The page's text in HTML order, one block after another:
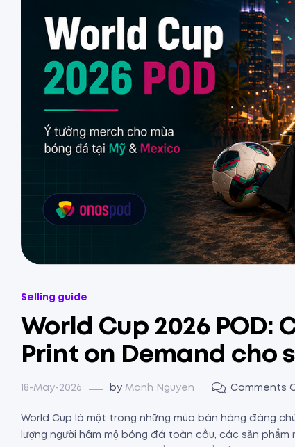
Selling guide
World Cup 2026 POD:
Print on Demand cho
18-May-2026 by Manh Nguyen Comments
World Cup là một trong những mùa bán hàng đáng
lượng người hâm mộ bóng đá toàn cầu, các sản